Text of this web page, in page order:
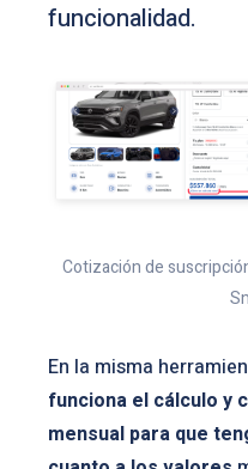
funcionalidad.
Cotización de
En la misma
funciona el cálculo y
mensual para que